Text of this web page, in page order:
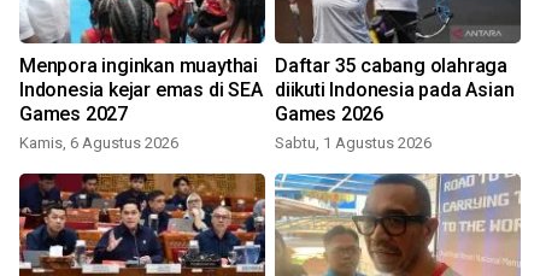
Menpora inginkan muaythai
Indonesia kejar emas di SEA
Games 2027
Kamis, 6 Agustus 2026
Daftar 35 cabang olahraga
diikuti Indonesia pada Asian
Games 2026
Sabtu, 1 Agustus 2026